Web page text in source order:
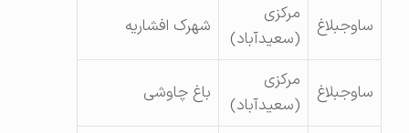
ساوجبلاغ
مرکزی
(سعیدآباد)
شهرک افشاریه
ساوجبلاغ
مرکزی
(سعیدآباد)
باغ چاوشی